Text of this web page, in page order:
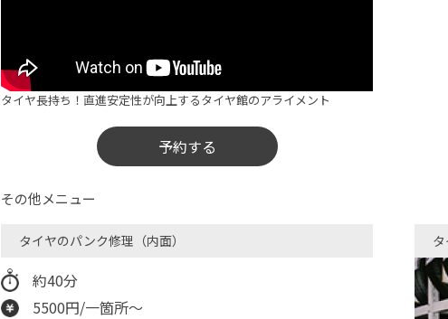
タイヤ長持ち！直進安定性が向上するタイヤ館のアライメント
予約する
その他メニュー
タイヤのパンク修理（内面）
約40分
5500円/一箇所～